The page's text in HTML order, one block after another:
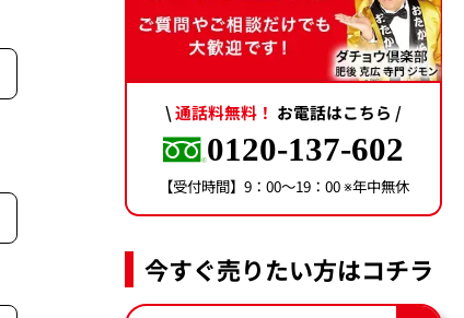
\通話料無料！ お電話はこちら /
0120-137-602
【受付時間】9：00〜19：00 ※年中無休
今すぐ売りたい方はコチラ